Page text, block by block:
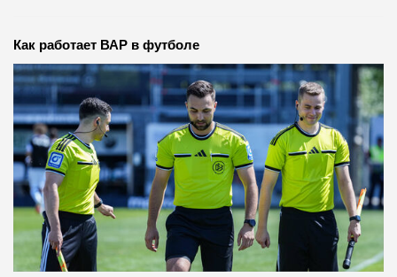
Как работает ВАР в футболе